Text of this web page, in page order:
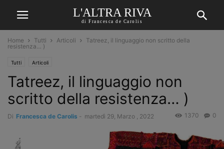
L'ALTRA RIVA
di Francesca de Carolis
Home Tutti Articoli
Tatreez, il linguaggio non scritto della
resistenza… )
Tutti Articoli
Tatreez, il linguaggio non
scritto della resistenza… )
Di Francesca de Carolis - martedì 29, Marzo , 2022 0
1370